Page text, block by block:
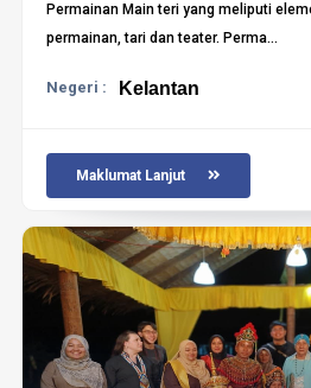
Permainan Main teri yang meliputi
permainan, tari dan teater. Perma...
Negeri : Kelantan
Maklumat Lanjut